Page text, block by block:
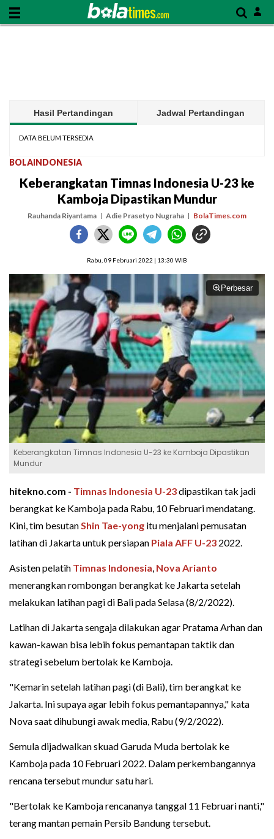
Hasil Pertandingan Jadwal Pertandingan
DATA BELUM TERSEDIA
BOLAINDONESIA
Keberangkatan Timnas Indonesia U-23 ke
Kamboja Dipastikan Mundur
Rauhanda Riyantama Adie Prasetyo Nugraha BolaTimes.com
Rabu, 09 Februari 2022 | 13:30 WIB
Perbesar
Keberangkatan Timnas Indonesia U-23 ke Kamboja Dipastikan
Mundur
hitekno.com - Timnas Indonesia U-23dipastikan tak jadi
berangkat ke Kamboja pada Rabu, 10 Februari mendatang.
Kini, tim besutanShin Tae-yong itu menjalani pemusatan
latihan di Jakarta untuk persiapan Piala AFF U-23 2022.
Asisten pelatih Timnas Indonesia, Nova Arianto
menerangkan rombongan berangkat ke Jakarta setelah
melakukan latihan pagi di Bali pada Selasa (8/2/2022).
Latihan di Jakarta sengaja dilakukan agar Pratama Arhan dan
kawan-kawan bisa lebih fokus pemantapan taktik dan
strategi sebelum bertolak ke Kamboja.
"Kemarin setelah latihan pagi (di Bali), tim berangkat ke
Jakarta. Ini supaya agar lebih fokus pemantapannya," kata
Nova saat dihubungi awak media, Rabu (9/2/2022).
Semula dijadwalkan skuad Garuda Muda bertolak ke
Kamboja pada 10 Februari 2022. Dalam perkembangannya
rencana tersebut mundur satu hari.
"Bertolak ke Kamboja rencananya tanggal 11 Februari nanti,"
terang mantan pemain Persib Bandung tersebut.